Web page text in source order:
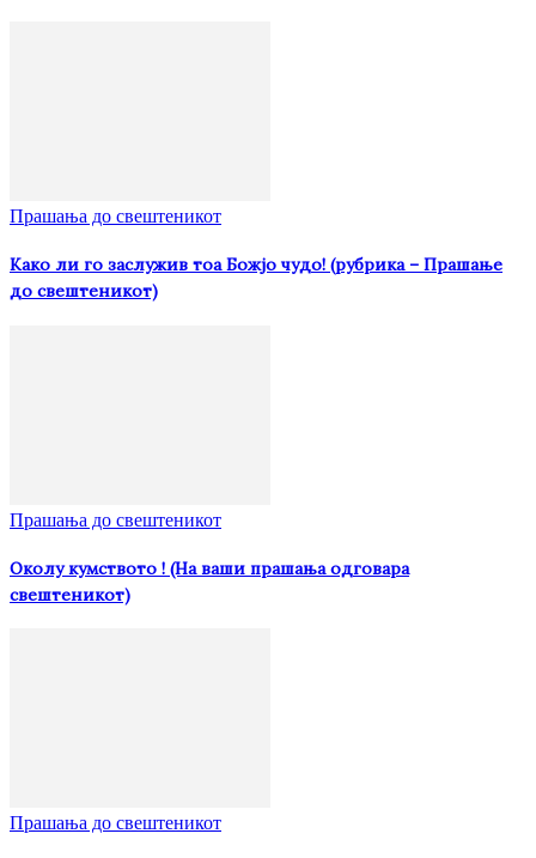
Прашања до свештеникот
Како ли го заслужив тоа Божјо чудо! (рубрика – Прашање
до свештеникот)
Прашања до свештеникот
Околу кумството ! (На ваши прашања одговара
свештеникот)
Прашања до свештеникот